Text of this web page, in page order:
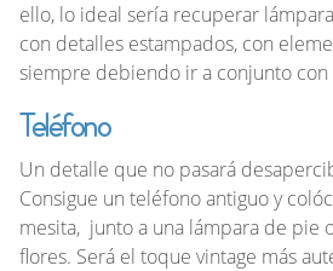
ello, lo ideal sería recuperar
con detalles estampados, con
siempre debiendo ir a conjunto
Teléfono
Un detalle que no pasará
Consigue un teléfono antiguo y
mesita, junto a una lámpara de pie
flores. Será el toque vintage más